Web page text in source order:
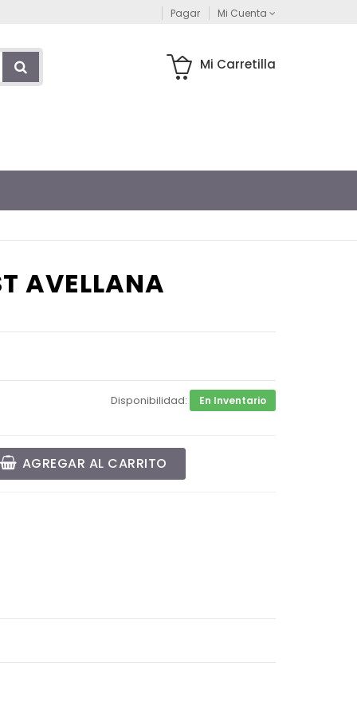
Pagar Mi Cuenta
Mi Carretilla
AVELLANA
Disponibilidad: En Inventario
AGREGAR AL CARRITO